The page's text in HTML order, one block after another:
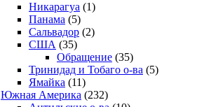
Никарагуа (1)
Панама (5)
Сальвадор (2)
США (35)
Обращение (35)
Тринидад и Тобаго о-ва (5)
Ямайка (11)
Южная Америка (232)